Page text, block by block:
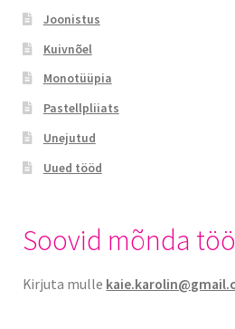
Joonistus
Kuivnõel
Monotüüpia​
Pastellpliiats
Unejutud​
Uued tööd​
Soovid mõnda
Kirjuta mulle